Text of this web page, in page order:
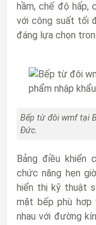
hầm, chế độ hấp,
với công suất tối
đáng lựa chọn
Bếp từ đôi wmf tại
Đức.
Bảng điều khiển
chức năng hẹn
hiển thị kỹ thuật
mặt bếp phù hơp
nhau với đường